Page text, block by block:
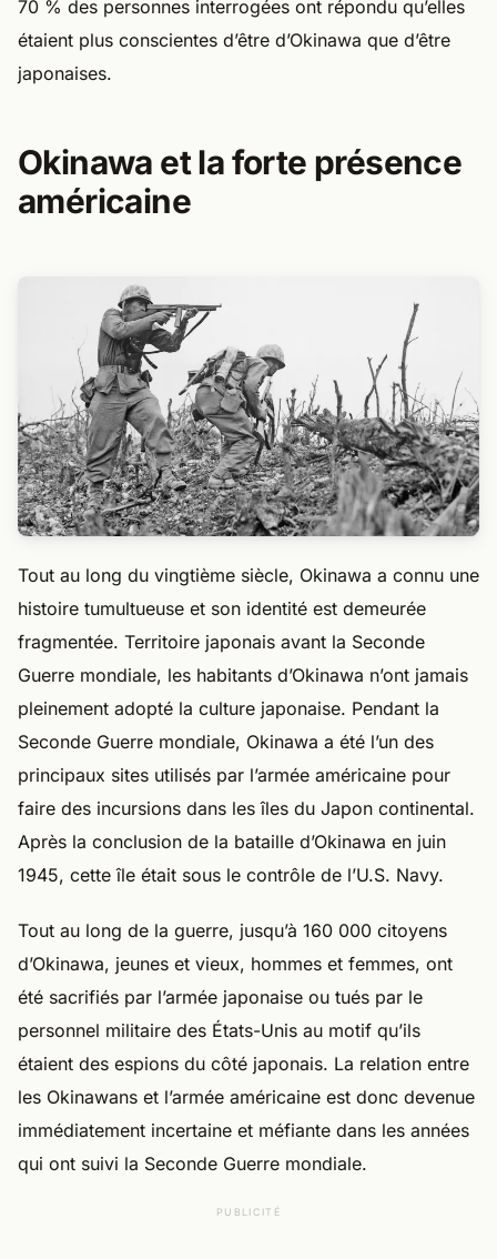
70 % des personnes interrogées ont répondu qu’elles
étaient plus conscientes d’être d’Okinawa que d’être
japonaises.
Okinawa et la forte présence
américaine
Tout au long du vingtième siècle, Okinawa a connu une
histoire tumultueuse et son identité est demeurée
fragmentée. Territoire japonais avant la Seconde
Guerre mondiale, les habitants d’Okinawa n’ont jamais
pleinement adopté la culture japonaise. Pendant la
Seconde Guerre mondiale, Okinawa a été l’un des
principaux sites utilisés par l’armée américaine pour
faire des incursions dans les îles du Japon continental.
Après la conclusion de la bataille d’Okinawa en juin
1945, cette île était sous le contrôle de l’U.S. Navy.
Tout au long de la guerre, jusqu’à 160 000 citoyens
d’Okinawa, jeunes et vieux, hommes et femmes, ont
été sacrifiés par l’armée japonaise ou tués par le
personnel militaire des États-Unis au motif qu’ils
étaient des espions du côté japonais. La relation entre
les Okinawans et l’armée américaine est donc devenue
immédiatement incertaine et méfiante dans les années
qui ont suivi la Seconde Guerre mondiale.
PUBLICITÉ